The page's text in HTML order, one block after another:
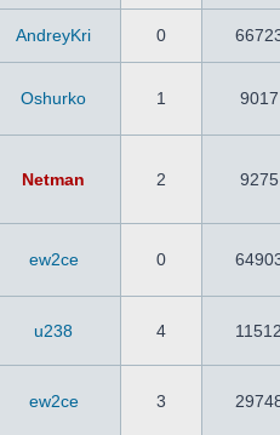
AndreyKri 0
Oshurko 1 9017
Netman 2 9275
ew2ce 0
u238 4
ew2ce 3